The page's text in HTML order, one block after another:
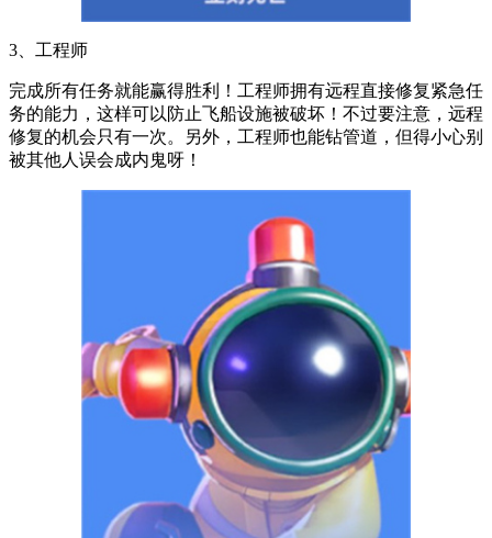
3、工程师
完成所有任务就能赢得胜利！工程师拥有远程直接修复紧急任
务的能力，这样可以防止飞船设施被破坏！不过要注意，远程
修复的机会只有一次。另外，工程师也能钻管道，但得小心别
被其他人误会成内鬼呀！